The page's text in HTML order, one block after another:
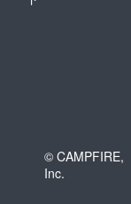
© CAMPFIRE,
Inc.